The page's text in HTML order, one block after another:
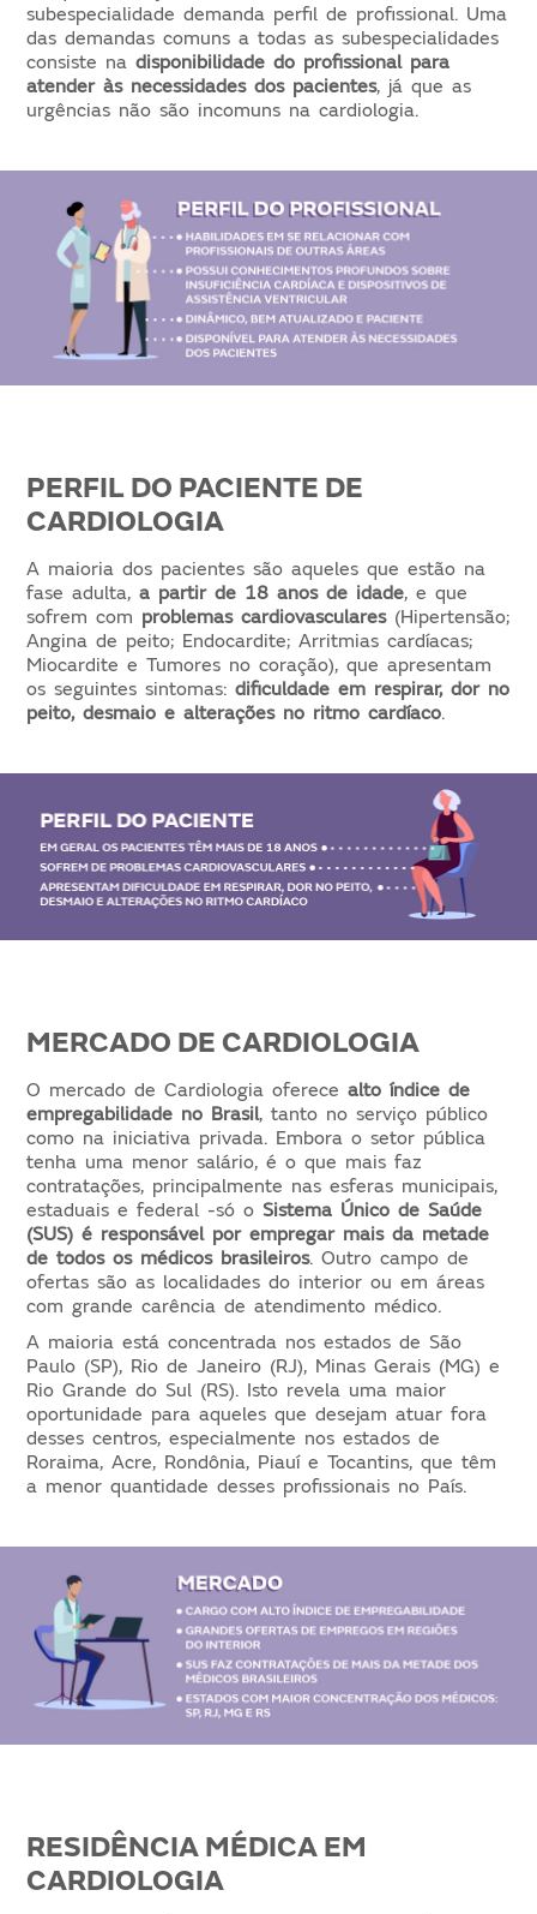
subespecialidade demanda perfil de profissional. Uma
das demandas comuns a todas as subespecialidades
consiste nadisponibilidade do profissional para
atender às necessidades dos pacientes, já que as
urgências não são incomuns na cardiologia.
PERFIL DO PACIENTE DE
CARDIOLOGIA
A maioria dos pacientes são aqueles que estão na
fase adulta,a partir de 18 anos de idade, e que
sofrem com problemas cardiovasculares (Hipertensão;
Angina de peito; Endocardite; Arritmias cardíacas;
Miocardite e Tumores no coração), que apresentam
os seguintes sintomas:dificuldade em respirar, dor no
peito, desmaio e alterações no ritmo cardíaco.
MERCADO DE CARDIOLOGIA
O mercado de Cardiologia oferecealto índice de
empregabilidade no Brasil, tanto no serviço público
como na iniciativa privada. Embora o setor pública
tenha uma menor salário, é o que mais faz
contratações, principalmente nas esferas municipais,
estaduais e federal -só oSistema Único de Saúde
(SUS) é responsável por empregar mais da metade
de todos os médicos brasileiros. Outro campo de
ofertas são as localidades do interior ou em áreas
com grande carência de atendimento médico.
A maioria está concentrada nos estados de São
Paulo (SP), Rio de Janeiro (RJ), Minas Gerais (MG) e
Rio Grande do Sul (RS). Isto revela uma maior
oportunidade para aqueles que desejam atuar fora
desses centros, especialmente nos estados de
Roraima, Acre, Rondônia, Piauí e Tocantins, que têm
a menor quantidade desses profissionais no País.
RESIDÊNCIA MÉDICA EM
CARDIOLOGIA